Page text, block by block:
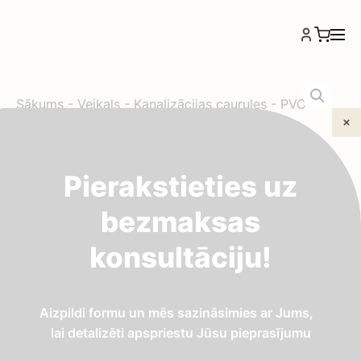
Sākums-Veikals-Kanalizācijas caurules - PVC
SN8; 3m Wavin
Wavin ārējās kanalizācijas PVC caurule (Ø110 mm,
garums 3 m, klase T8). Piemērota zemē apraktās
kanalizācijas trases izveidei.
Pierakstieties uz
bezmaksas
konsultāciju!
Aizpildi formu un mēs sazināsimies ar Jums,
lai detalizēti apspriestu Jūsu pieprasījumu